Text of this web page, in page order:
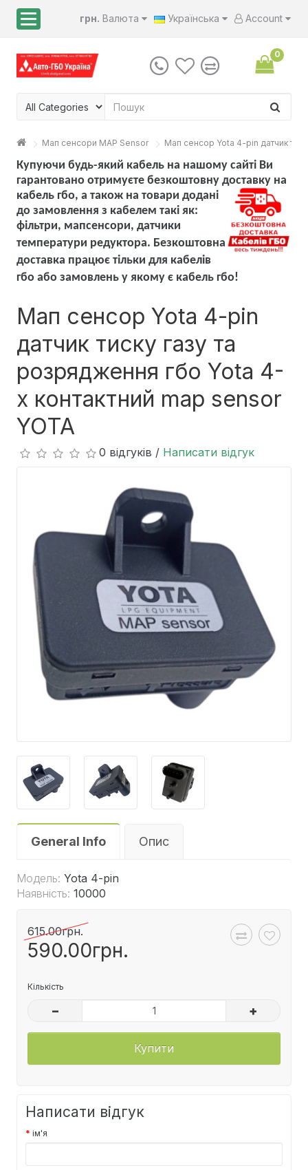
грн. Валюта Українська Account
0
Мап сенсори MAP Sensor Мап сенсор Yota 4-pin датчик
Купуючи будь-який кабель на нашому сайті Ви
гарантовано отримуєте безкоштовну доставку на
кабель гбо, а також на товари додані
до замовлення з кабелем такі як:
фільтри, мапсенсори, датчики
температури редуктора. Безкоштовна
доставка працює тільки для кабелів
гбо або замовлень у якому є кабель гбо!
Мап сенсор Yota 4-pin
датчик тиску газу та
розрядження гбо Yota 4-
х контактний map sensor
YOTA
0 відгуків / Написати відгук
General Info Опис
Модель: Yota 4-pin
Наявність: 10000
615.00грн.
590.00грн.
Кількість
– +
Купити
Написати відгук
ім'я